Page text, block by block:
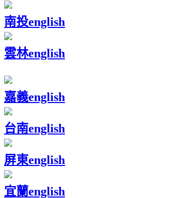
南投english
雲林english
嘉義english
台南english
屏東english
宜蘭english